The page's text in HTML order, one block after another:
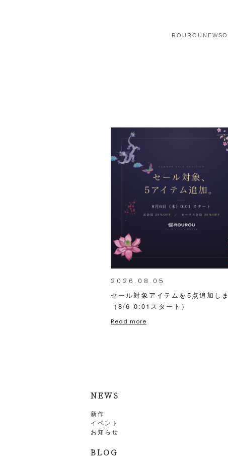
ROUROU NEWS
2026.08.05
セール対象アイテムを5点追加し
（8/6 0:01スタート）
Read more
NEWS
新作
イベント
お知らせ
BLOG